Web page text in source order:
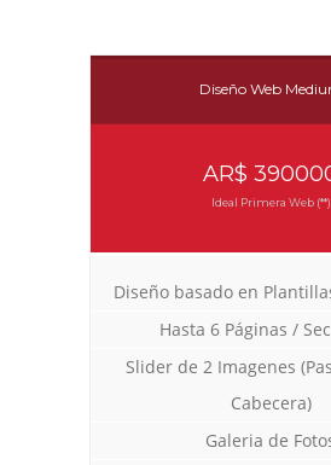
Diseño Web
AR$
Ideal Primera Web (**)
Diseño basado en
Hasta 6 Páginas /
Slider de 2 Imagenes
Cabecera)
Galeria de
Rediseño Web con
Trabajos Web
Diseño Web con
Trabajos Web
Diseño Web para
Trabajos Web